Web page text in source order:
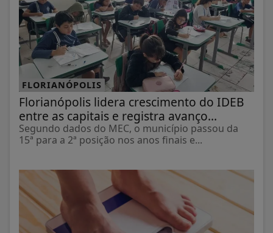
FLORIANÓPOLIS
Florianópolis lidera crescimento do IDEB
entre as capitais e registra avanço...
Segundo dados do MEC, o município passou da
15ª para a 2ª posição nos anos finais e...